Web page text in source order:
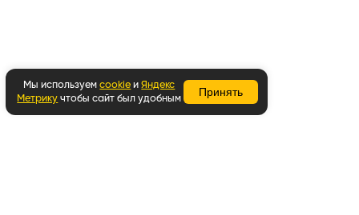
Мы используем cookie и Яндекс
Метрику чтобы сайт был удобным
Принять